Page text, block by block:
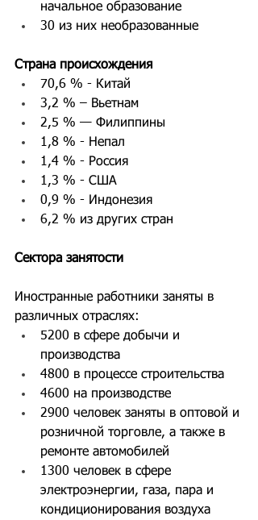
начальное образование
30 из них необразованные
Страна происхождения
70,6 % - Китай
3,2 % – Вьетнам
2,5 % — Филиппины
1,8 % - Непал
1,4 % - Россия
1,3 % - США
0,9 % - Индонезия
6,2 % из других стран
Сектора занятости
Иностранные работники заняты в
различных отраслях:
5200 в сфере добычи и
производства
4800 в процессе строительства
4600 на производстве
2900 человек заняты в оптовой и
розничной торговле, а также в
ремонте автомобилей
1300 человек в сфере
электроэнергии, газа, пара и
кондиционирования воздуха